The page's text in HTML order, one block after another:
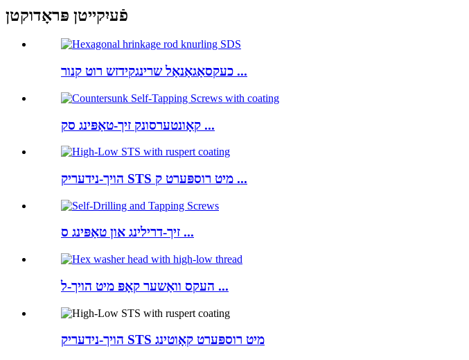
פֿעיִקייטן פּראָדוקטן
כעקסאַגאַנאַל שרינגקידזש רוט קנור ...
קאָונטערסונק זיך-טאַפּינג סק ...
הויך-נידעריק STS מיט רוספּערט ק ...
זיך-דרילינג און טאַפּינג ס ...
העקס וואַשער קאָפּ מיט הויך-ל ...
הויך-נידעריק STS מיט רוספּערט קאָוטינג